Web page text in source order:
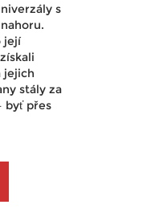
s
její
jejich
stály za
byť přes